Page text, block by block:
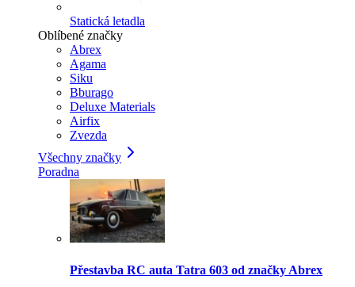
Statická letadla
Oblíbené značky
Abrex
Agama
Siku
Bburago
Deluxe Materials
Airfix
Zvezda
Všechny značky
Poradna
Přestavba RC auta Tatra 603 od značky Abrex